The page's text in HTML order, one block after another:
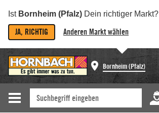
Ist Bornheim (Pfalz) Dein richtiger Markt?
JA, RICHTIG Anderen Markt wählen
Bornheim (Pfalz)